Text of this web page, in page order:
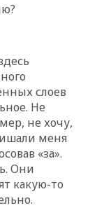
слоев
Не
не хочу,
меня
«за».
Они
какую-то